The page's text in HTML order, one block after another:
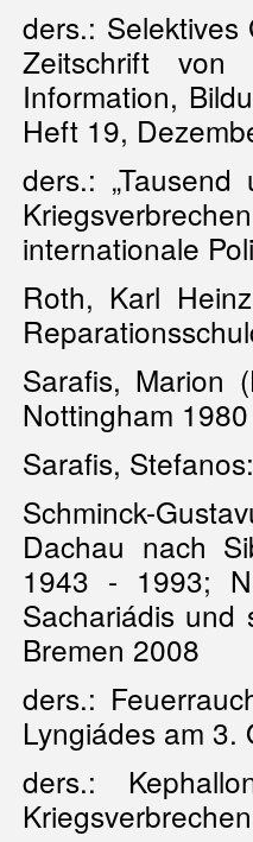
ders.: Selektives
Zeitschrift von
Information,
Heft 19,
ders.:
internationale
Roth, Karl
Sarafis, Marion
Nottingham 1980
Sarafis,
Schminck-
Dachau nach
1943 - 1993;
Sachariádis und
Bremen 2008
ders.:
Lyngiádes am
ders.: